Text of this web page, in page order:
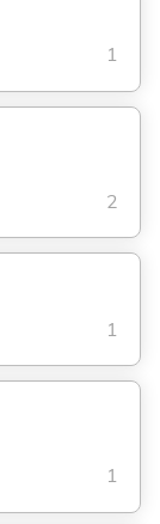
1
2
1
1